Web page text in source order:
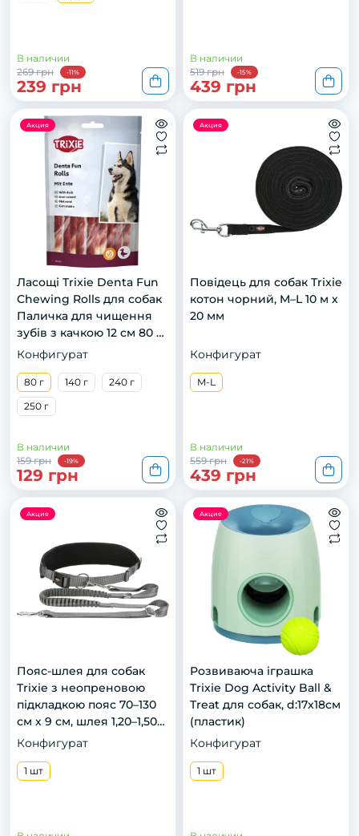
В наличии
269 грн
-11%
239 грн
В наличии
519 грн
-15%
439 грн
Акция
Ласощі Trixie Denta Fun
Chewing Rolls для собак
Паличка для чищення
зубів з качкою 12 см 80 г
10 шт
Конфигурат
80 г 140 г
240 г
250 г
В наличии
159 грн
-19%
129 грн
Акция
Повідець для собак Trixie
котон чорний, M–L 10 м х
20 мм
Конфигурат
M-L
В наличии
559 грн
-21%
439 грн
Акция
Пояс-шлея для собак
Trixie з неопреновою
підкладкою пояс 70–130
см х 9 см, шлея 1,20–1,50
см
Конфигурат
1 шт
Акция
Розвиваюча іграшка
Trixie Dog Activity Ball &
Treat для собак, d:17х18см
(пластик)
Конфигурат
1 шт